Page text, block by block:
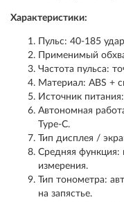
Характеристики:
Пульс: 40-185
Применимый
Частота пульса:
Материал: ABS +
Источник
Автономная
Type-C.
Тип дисплея /
Средняя функция:
измерения.
Тип тонометра:
на запястье.